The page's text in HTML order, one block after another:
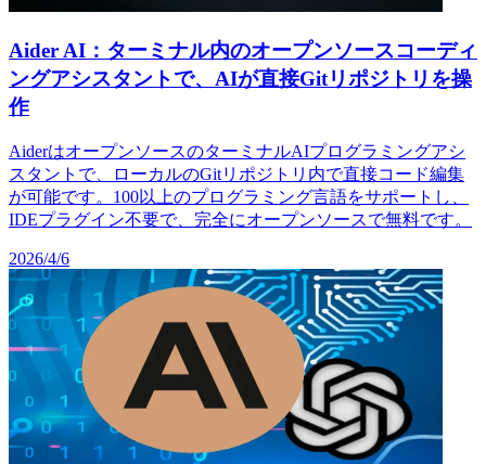
Aider AI：ターミナル内のオープンソースコーディ
ングアシスタントで、AIが直接Gitリポジトリを操
作
AiderはオープンソースのターミナルAIプログラミングアシ
スタントで、ローカルのGitリポジトリ内で直接コード編集
が可能です。100以上のプログラミング言語をサポートし、
IDEプラグイン不要で、完全にオープンソースで無料です。
2026/4/6